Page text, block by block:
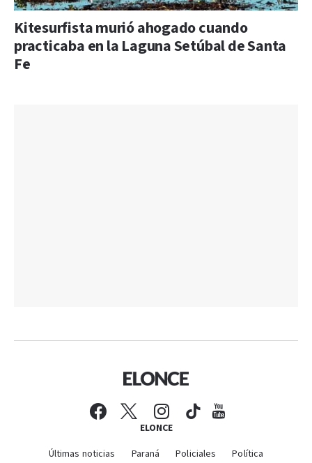
Kitesurfista murió ahogado cuando
practicaba en la Laguna Setúbal de Santa
Fe
ELONCE
Últimas noticias Paraná Policiales Política